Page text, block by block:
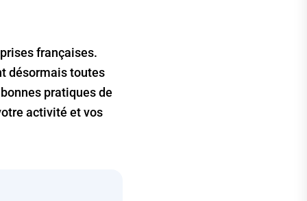
françaises.
désormais toutes
pratiques de
activité et vos